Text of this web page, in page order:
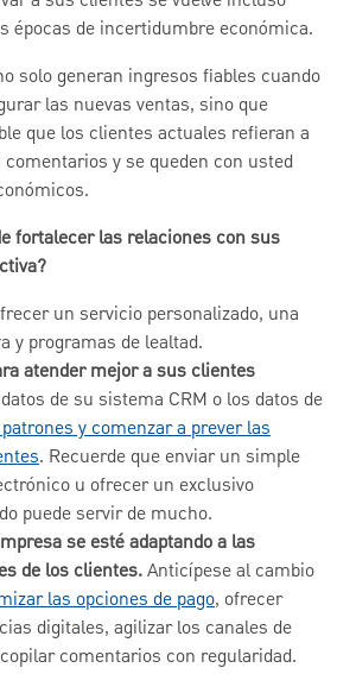
épocas de incertidumbre económica.
solo generan ingresos fiables cuando
las nuevas ventas, sino que
que los clientes actuales refieran a
y se queden con usted
fortalecer las relaciones con sus
un servicio personalizado, una
y programas de lealtad.
atender mejor a sus clientes
de su sistema CRM o los datos de
y comenzar a prever las
. Recuerde que enviar un simple
u ofrecer un exclusivo
puede servir de mucho.
se esté adaptando a las
de los clientes.Anticípese al cambio
las opciones de pago, ofrecer
digitales, agilizar los canales de
comentarios con regularidad.